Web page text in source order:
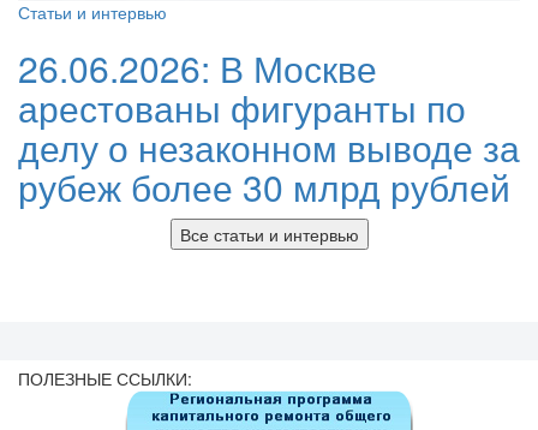
Статьи и интервью
26.06.2026: В Москве
арестованы фигуранты по
делу о незаконном выводе за
рубеж более 30 млрд рублей
Все статьи и интервью
ПОЛЕЗНЫЕ ССЫЛКИ: